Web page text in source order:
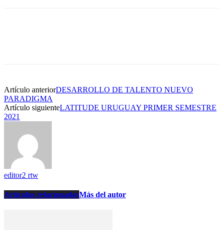
Artículo anteriorDESARROLLO DE TALENTO NUEVO
PARADIGMA
Artículo siguienteLATITUDE URUGUAY PRIMER SEMESTRE
2021
editor2 rtw
Artículos relacionadosMás del autor